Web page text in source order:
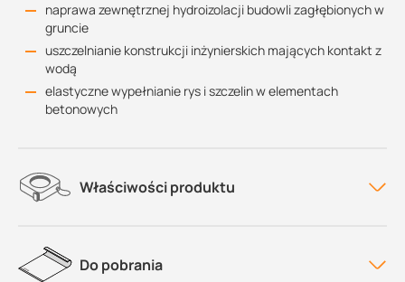
naprawa zewnętrznej hydroizolacji budowli zagłębionych w
gruncie
uszczelnianie konstrukcji inżynierskich mających kontakt z
wodą
elastyczne wypełnianie rys i szczelin w elementach
betonowych
Właściwości produktu
Do pobrania